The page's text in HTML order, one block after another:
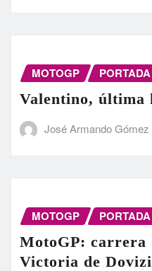
MOTOGP PORTADA
Valentino, última
José Armando Gómez
MOTOGP PORTADA
MotoGP: carrera
Victoria de